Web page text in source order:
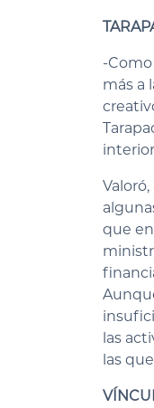
-
más a
que
las
las